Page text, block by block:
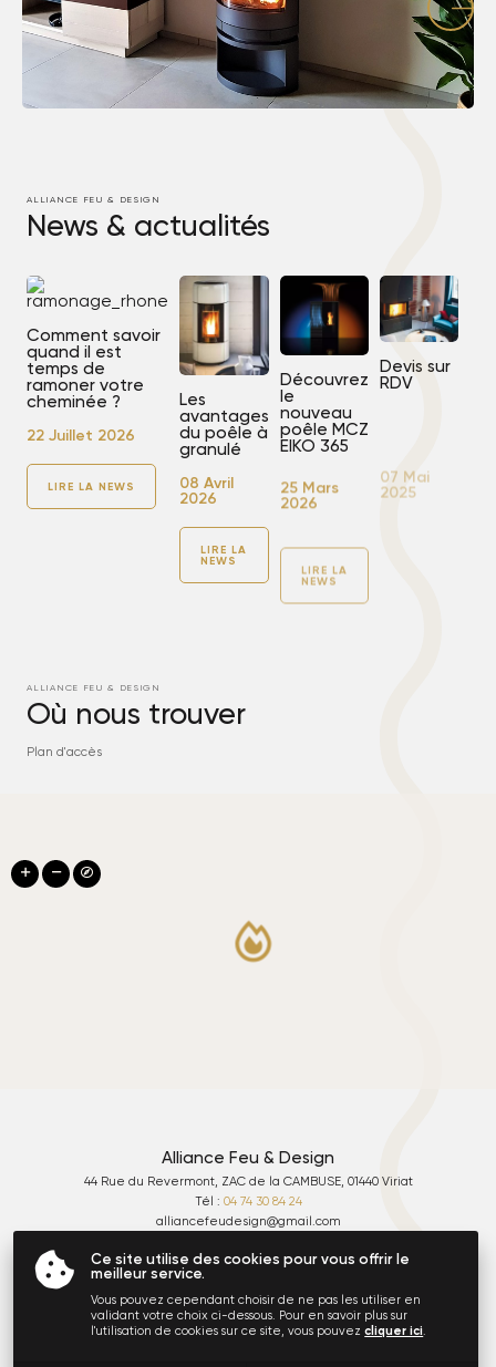
Ce site utilise des cookies pour vous offrir le
meilleur service.
Vous pouvez cependant choisir de ne pas les utiliser en
validant votre choix ci-dessous. Pour en savoir plus sur
l'utilisation de cookies sur ce site, vous pouvezcliquer ici
ALLIANCE FEU & DESIGN
News & actualités
Comment savoir
quand il est
temps de
ramoner votre
cheminée ?
22 Juillet 2026
LIRE LA NEWS
Les
avantages
du poêle à
granulé
08 Avril
2026
LIRE LA
NEWS
Découvrez
le
nouveau
poêle MCZ
EIKO 365
25 Mars
2026
LIRE LA
Devis sur
RDV
ALLIANCE FEU & DESIGN
Où nous trouver
Plan d'accès
Alliance Feu & Design
44 Rue du Revermont, ZAC de la CAMBUSE, 01440 Viriat
Tél : 04 74 30 84 24
alliancefeudesign
gmail.com
Fermé le samedi
Alliance Feu & Design © 2020-2026
Mentions légales
Utilisation des cookies Protection des données Plan du site